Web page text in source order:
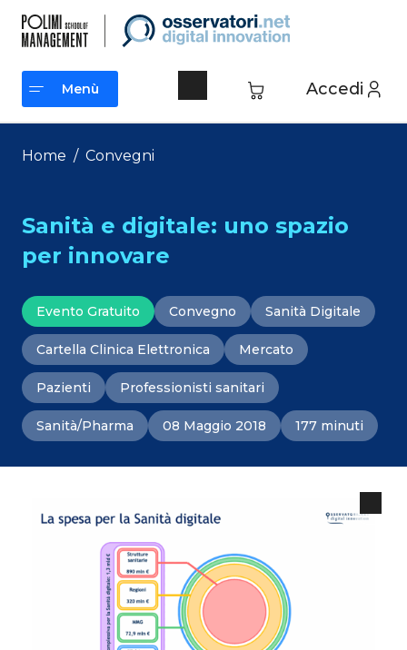
contenuto
Accedi
Menù
Menù
Home / Convegni
Sanità e digitale: uno spazio
per innovare
Evento Gratuito Convegno Sanità Digitale
Cartella Clinica Elettronica Mercato
Pazienti Professionisti sanitari
Sanità/Pharma 08 Maggio 2018 177 minuti